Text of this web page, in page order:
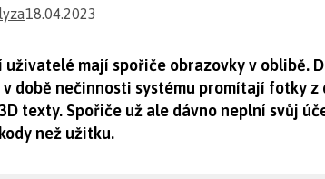
18.04.2023
uživatelé mají spořiče obrazovky v oblibě.
v době nečinnosti systému promítají fotky
texty. Spořiče už ale dávno neplní svůj
než užitku.